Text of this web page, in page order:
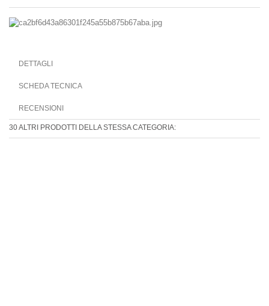
DETTAGLI
SCHEDA TECNICA
RECENSIONI
30 ALTRI PRODOTTI DELLA STESSA CATEGORIA: